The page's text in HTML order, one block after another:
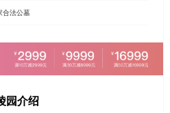
合法公墓
园介绍